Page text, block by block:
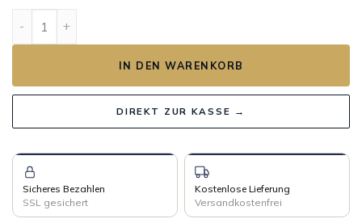
IN DEN WARENKORB
DIREKT ZUR KASSE →
Sicheres Bezahlen
SSL gesichert
Kostenlose Lieferung
Versandkostenfrei